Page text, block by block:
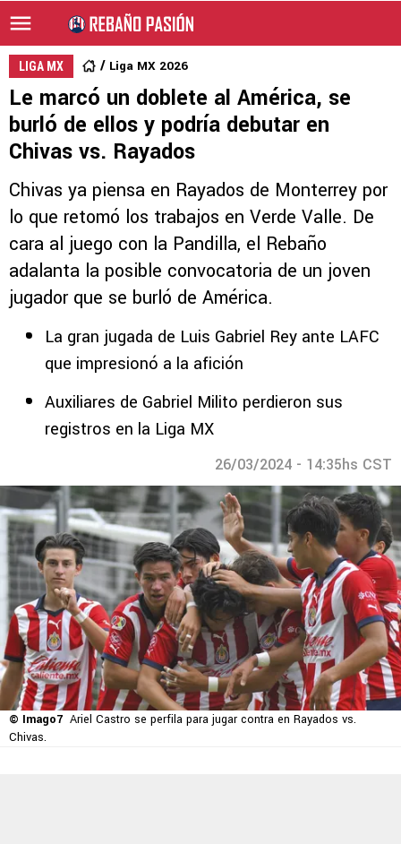
LIGA MX Liga MX 2026
Le marcó un doblete al América, se
burló de ellos y podría debutar en
Chivas vs. Rayados
Chivas ya piensa en Rayados de Monterrey por
lo que retomó los trabajos en Verde Valle. De
cara al juego con la Pandilla, el Rebaño
adalanta la posible convocatoria de un joven
jugador que se burló de América.
La gran jugada de Luis Gabriel Rey ante LAFC
que impresionó a la afición
Auxiliares de Gabriel Milito perdieron sus
registros en la Liga MX
26/03/2024 - 14:35hs CST
© Imago7 Ariel Castro se perfila para jugar contra en Rayados vs.
Chivas.